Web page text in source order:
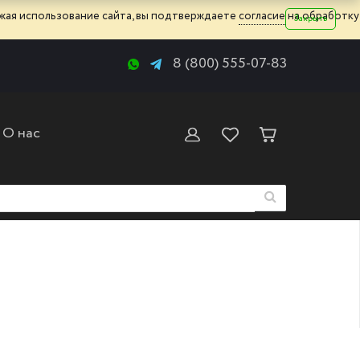
использование сайта, вы подтверждаете согласиена обработку
Закрыть
8 (800) 555-07-83
О нас